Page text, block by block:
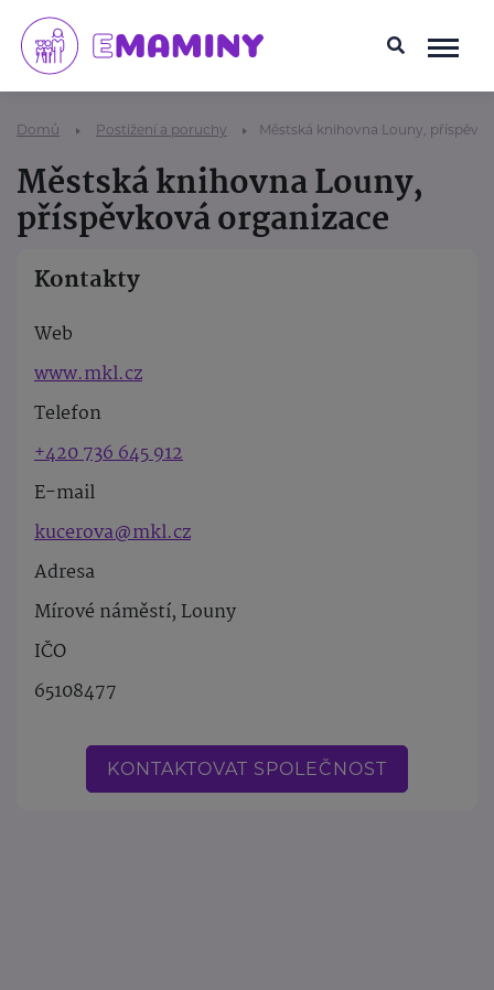
Domů Postižení a poruchy Městská knihovna Louny,
Městská knihovna Louny,
příspěvková organizace
Kontakty
Web
www.mkl.cz
Telefon
+420 736 645 912
E-mail
kucerova@mkl.cz
Adresa
Mírové náměstí, Louny
IČO
65108477
KONTAKTOVAT SPOLEČNOST